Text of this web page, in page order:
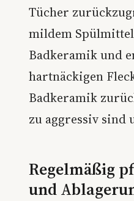
Tücher
mildem
Badkeramik und
hartnäckigen
Badkeramik
zu aggressiv sind
Regelmäßig
und